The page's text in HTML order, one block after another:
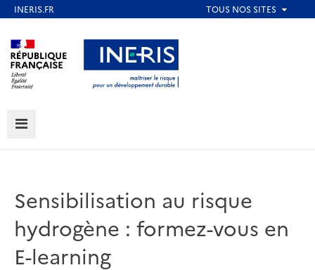
au
contenu
principal
Aller au contenu Aller au menu
Aller au pied de page
MENU
Sensibilisation au risque
hydrogène : formez-vous en
E-learning